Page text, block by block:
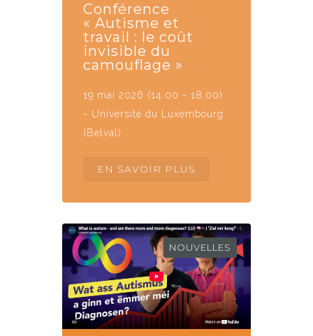
Conférence
« Autisme et
travail : le coût
invisible du
camouflage »
19 mai 2026 (14.00 - 18.00)
- Université du Luxembourg
(Belval)
EN SAVOIR PLUS
NOUVELLES